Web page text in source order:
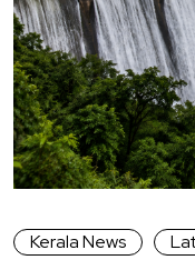
Kerala News